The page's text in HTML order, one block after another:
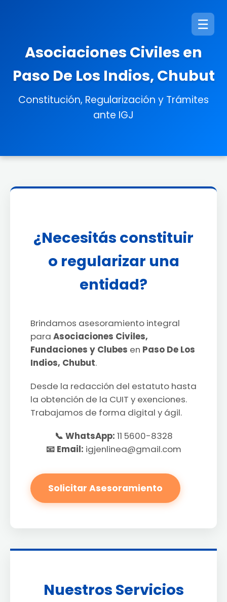
☰
Asociaciones Civiles en
Paso De Los Indios, Chubut
Constitución, Regularización y Trámites
ante IGJ
¿Necesitás constituir
o regularizar una
entidad?
Brindamos asesoramiento integral
para Asociaciones Civiles,
Fundaciones y Clubes en Paso De Los
Indios, Chubut.
Desde la redacción del estatuto hasta
la obtención de la CUIT y exenciones.
Trabajamos de forma digital y ágil.
📞 WhatsApp: 11 5600-8328
📧 Email: igjenlinea@gmail.com
Solicitar Asesoramiento
Nuestros Servicios